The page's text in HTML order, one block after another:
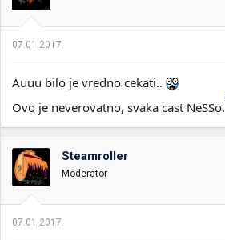
07.01.2017.
Auuu bilo je vredno cekati..
Ovo je neverovatno, svaka cast NeSSo.
Steamroller
Moderator
07.01.2017.